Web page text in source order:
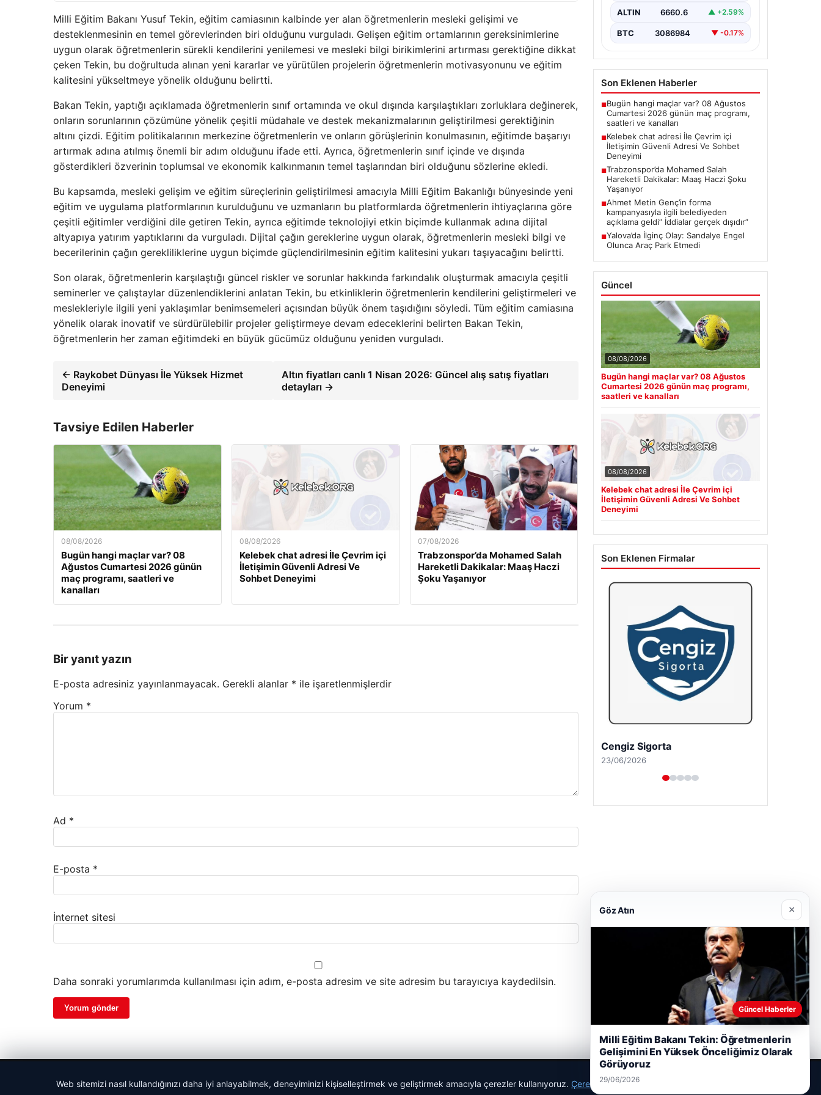
Milli Eğitim Bakanı Yusuf Tekin, eğitim camiasının kalbinde yer alan öğretmenlerin mesleki gelişimi ve
desteklenmesinin en temel görevlerinden biri olduğunu vurguladı. Gelişen eğitim ortamlarının gereksinimlerine
uygun olarak öğretmenlerin sürekli kendilerini yenilemesi ve mesleki bilgi birikimlerini artırması gerektiğine dikkat
çeken Tekin, bu doğrultuda alınan yeni kararlar ve yürütülen projelerin öğretmenlerin motivasyonunu ve eğitim
kalitesini yükseltmeye yönelik olduğunu belirtti.
Bakan Tekin, yaptığı açıklamada öğretmenlerin sınıf ortamında ve okul dışında karşılaştıkları zorluklara değinerek,
onların sorunlarının çözümüne yönelik çeşitli müdahale ve destek mekanizmalarının geliştirilmesi gerektiğinin
altını çizdi. Eğitim politikalarının merkezine öğretmenlerin ve onların görüşlerinin konulmasının, eğitimde başarıyı
artırmak adına atılmış önemli bir adım olduğunu ifade etti. Ayrıca, öğretmenlerin sınıf içinde ve dışında
gösterdikleri özverinin toplumsal ve ekonomik kalkınmanın temel taşlarından biri olduğunu sözlerine ekledi.
Bu kapsamda, mesleki gelişim ve eğitim süreçlerinin geliştirilmesi amacıyla Milli Eğitim Bakanlığı bünyesinde yeni
eğitim ve uygulama platformlarının kurulduğunu ve uzmanların bu platformlarda öğretmenlerin ihtiyaçlarına göre
çeşitli eğitimler verdiğini dile getiren Tekin, ayrıca eğitimde teknolojiyi etkin biçimde kullanmak adına dijital
altyapıya yatırım yaptıklarını da vurguladı. Dijital çağın gereklerine uygun olarak, öğretmenlerin mesleki bilgi ve
becerilerinin çağın gerekliliklerine uygun biçimde güçlendirilmesinin eğitim kalitesini yukarı taşıyacağını belirtti.
Son olarak, öğretmenlerin karşılaştığı güncel riskler ve sorunlar hakkında farkındalık oluşturmak amacıyla çeşitli
seminerler ve çalıştaylar düzenlendiklerini anlatan Tekin, bu etkinliklerin öğretmenlerin kendilerini geliştirmeleri ve
meslekleriyle ilgili yeni yaklaşımlar benimsemeleri açısından büyük önem taşıdığını söyledi. Tüm eğitim camiasına
yönelik olarak inovatif ve sürdürülebilir projeler geliştirmeye devam edeceklerini belirten Bakan Tekin,
öğretmenlerin her zaman eğitimdeki en büyük gücümüz olduğunu yeniden vurguladı.
← Raykobet Dünyası İle Yüksek Hizmet
Deneyimi
Altın fiyatları canlı 1 Nisan 2026: Güncel alış satış fiyatları
detayları →
Tavsiye Edilen Haberler
08/08/2026
Bugün hangi maçlar var? 08
Ağustos Cumartesi 2026 günün
maç programı, saatleri ve
kanalları
08/08/2026
Kelebek chat adresi İle Çevrim içi
İletişimin Güvenli Adresi Ve
Sohbet Deneyimi
07/08/2026
Trabzonspor’da Mohamed Salah
Hareketli Dakikalar: Maaş Haczi
Şoku Yaşanıyor
Bir yanıt yazın
E-posta adresiniz yayınlanmayacak. Gerekli alanlar * ile işaretlenmişlerdir
Yorum *
Ad *
E-posta *
İnternet sitesi
Daha sonraki yorumlarımda kullanılması için adım, e-posta adresim ve site adresim bu tarayıcıya kaydedilsin.
olarak…
ALTIN 6660.6 ▲ +2.59%
BTC 3086984 ▼ -0.17%
Son Eklenen Haberler
■Bugün hangi maçlar var? 08 Ağustos
Cumartesi 2026 günün maç programı,
saatleri ve kanalları
■Kelebek chat adresi İle Çevrim içi
İletişimin Güvenli Adresi Ve Sohbet
Deneyimi
■Trabzonspor’da Mohamed Salah
Hareketli Dakikalar: Maaş Haczi Şoku
Yaşanıyor
■Ahmet Metin Genç’in forma
kampanyasıyla ilgili belediyeden
açıklama geldi” İddialar gerçek dışıdır”
■Yalova’da İlginç Olay: Sandalye Engel
Olunca Araç Park Etmedi
Güncel
08/08/2026
Bugün hangi maçlar var? 08 Ağustos
Cumartesi 2026 günün maç programı,
saatleri ve kanalları
08/08/2026
Kelebek chat adresi İle Çevrim içi
İletişimin Güvenli Adresi Ve Sohbet
Deneyimi
Son Eklenen Firmalar
Hastaş Beton
26/05/2026
Web sitemizi nasıl kullandığınızı daha iyi anlayabilmek, deneyiminizi kişiselleştirmek ve geliştirmek amacıyla çerezler kullanıyoruz. Çerez Politikamız
Göz Atın ×
Güncel Haberler
Milli Eğitim Bakanı Tekin: Öğretmenlerin
Gelişimini En Yüksek Önceliğimiz Olarak
Görüyoruz
29/06/2026